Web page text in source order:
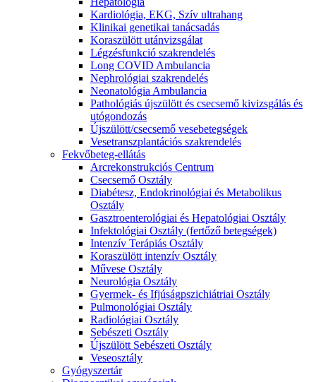
Kardiológia, EKG, Szív ultrahang
Klinikai genetikai tanácsadás
Koraszülött utánvizsgálat
Légzésfunkció szakrendelés
Long COVID Ambulancia
Nephrológiai szakrendelés
Neonatológia Ambulancia
Pathológiás újszülött és csecsemő kivizsgálás és
utógondozás
Újszülött/csecsemő vesebetegségek
Vesetranszplantációs szakrendelés
Fekvőbeteg-ellátás
Arcrekonstrukciós Centrum
Csecsemő Osztály
Diabétesz, Endokrinológiai és Metabolikus
Osztály
Gasztroenterológiai és Hepatológiai Osztály
Infektológiai Osztály (fertőző betegségek)
Intenzív Terápiás Osztály
Koraszülött intenzív Osztály
Művese Osztály
Neurológia Osztály
Gyermek- és Ifjúságpszichiátriai Osztály
Pulmonológiai Osztály
Radiológiai Osztály
Sebészeti Osztály
Újszülött Sebészeti Osztály
Veseosztály
Gyógyszertár